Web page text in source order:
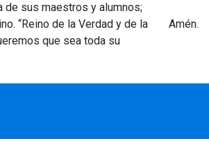
sus maestros y alumnos;
“Reino de la Verdad y de la
que sea toda su
Amén.